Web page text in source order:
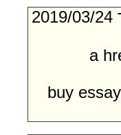
- מאת:‏ t6x0b3t2*. ‏ נשלח בתאריך ‏24/‏03/‏2019
<a
buy